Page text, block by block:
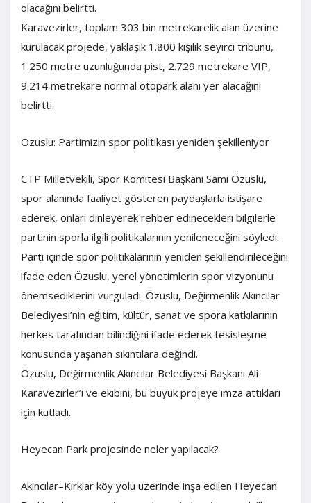
olacağını belirtti.
Karavezirler, toplam 303 bin metrekarelik alan üzerine
kurulacak projede, yaklaşık 1.800 kişilik seyirci tribünü,
1.250 metre uzunluğunda pist, 2.729 metrekare VIP,
9.214 metrekare normal otopark alanı yer alacağını
belirtti.
Özuslu: Partimizin spor politikası yeniden şekilleniyor
CTP Milletvekili, Spor Komitesi Başkanı Sami Özuslu,
spor alanında faaliyet gösteren paydaşlarla istişare
ederek, onları dinleyerek rehber edinecekleri bilgilerle
partinin sporla ilgili politikalarının yenileneceğini söyledi.
Parti içinde spor politikalarının yeniden şekillendirileceğini
ifade eden Özuslu, yerel yönetimlerin spor vizyonunu
önemsediklerini vurguladı. Özuslu, Değirmenlik Akıncılar
Belediyesi’nin eğitim, kültür, sanat ve spora katkılarının
herkes tarafından bilindiğini ifade ederek tesisleşme
konusunda yaşanan sıkıntılara değindi.
Özuslu, Değirmenlik Akıncılar Belediyesi Başkanı Ali
Karavezirler’i ve ekibini, bu büyük projeye imza attıkları
için kutladı.
Heyecan Park projesinde neler yapılacak?
Akıncılar–Kırklar köy yolu üzerinde inşa edilen Heyecan